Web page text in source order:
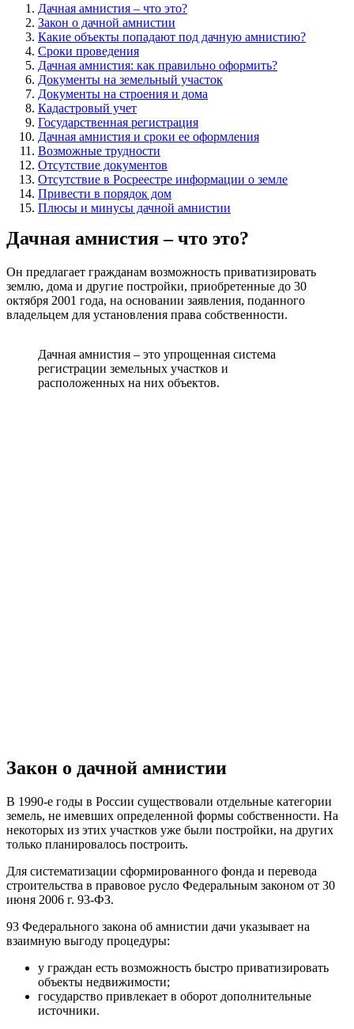
Дачная амнистия – что это?
Закон о дачной амнистии
Какие объекты попадают под дачную амнистию?
Сроки проведения
Дачная амнистия: как правильно оформить?
Документы на земельный участок
Документы на строения и дома
Кадастровый учет
Государственная регистрация
Дачная амнистия и сроки ее оформления
Возможные трудности
Отсутствие документов
Отсутствие в Росреестре информации о земле
Привести в порядок дом
Плюсы и минусы дачной амнистии
Дачная амнистия – что это?
Он предлагает гражданам возможность приватизировать
землю, дома и другие постройки, приобретенные до 30
октября 2001 года, на основании заявления, поданного
владельцем для установления права собственности.
Дачная амнистия – это упрощенная система
регистрации земельных участков и
расположенных на них объектов.
Закон о дачной амнистии
В 1990-е годы в России существовали отдельные категории
земель, не имевших определенной формы собственности. На
некоторых из этих участков уже были постройки, на других
только планировалось построить.
Для систематизации сформированного фонда и перевода
строительства в правовое русло Федеральным законом от 30
июня 2006 г. 93-ФЗ.
93 Федерального закона об амнистии дачи указывает на
взаимную выгоду процедуры:
у граждан есть возможность быстро приватизировать
объекты недвижимости;
государство привлекает в оборот дополнительные
источники.